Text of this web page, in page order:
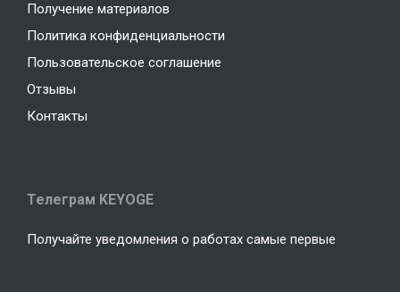
Получение материалов
Политика конфиденциальности
Пользовательское соглашение
Отзывы
Контакты
Телеграм KEYOGE
Получайте уведомления о работах самые первые